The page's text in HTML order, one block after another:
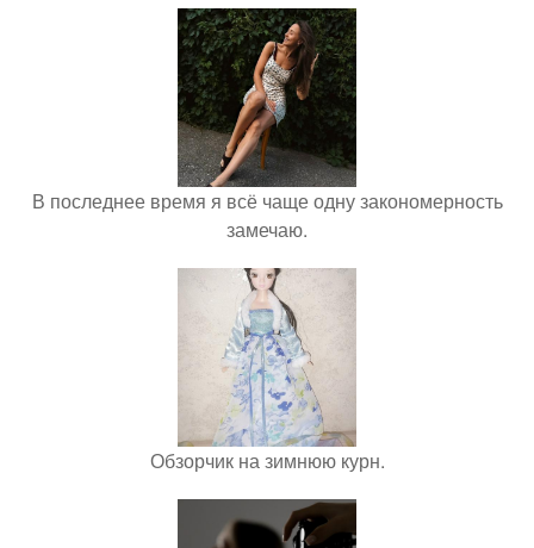
В последнее время я всё чаще одну закономерность
замечаю.
Обзорчик на зимнюю курн.